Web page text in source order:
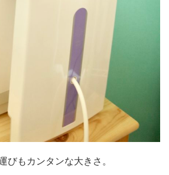
びもカンタンな大きさ。